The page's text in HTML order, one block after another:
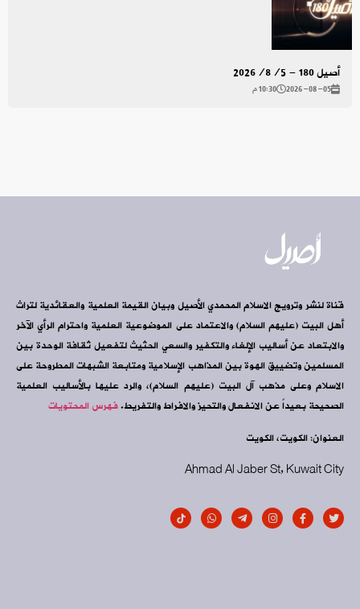
أصيل 180 - 2026/8/5
2026-08-05 10:30 م
قناة لنشر وترويج الاسلام المحمدي الأصيل وبيان القيمة العلمية والعقائدية لتراث
أهل البيت (عليهم السلام) والاعتماد على الموضوعية العلمية واحترام الرأي الآخر
والابتعاد عن أساليب الإلغاء والتكفير والسعي الحثيث لتفعيل ثقافة الوحدة بين
المسلمين وتضييق الهوة بين المذاهب الإسلامية ومتابعة الشبهات المطروحة على
الاسلام وعلى مذهب آل البيت (عليهم السلام)، والرد عليها بالأساليب العلمية
الصحيحة بعيداً عن الانفعال والتحيز والافراط والتفريط.فهرس المحتويات
العنوان: الكويت، الكويت
Ahmad Al Jaber St, Kuwait City